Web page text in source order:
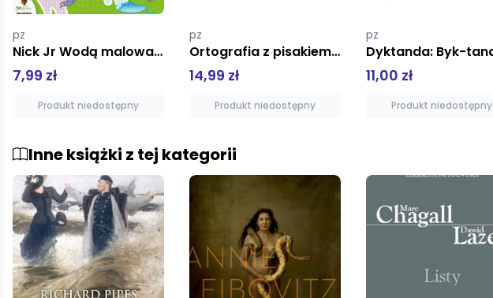
pz
Ortografia z pisakiem dla klas 1-3. PiszÄ™ i zmazujÄ™
14,99 zł
Produkt niedostępny
pz
Dyktanda: Byk-tanda i zabawy ortograficzne. Klasa1; seria Idę do szkoły
11,00 zł
Produkt niedostępny
pz
89,00 zł
Produkt niedostępny
Inne książki z tej kategorii